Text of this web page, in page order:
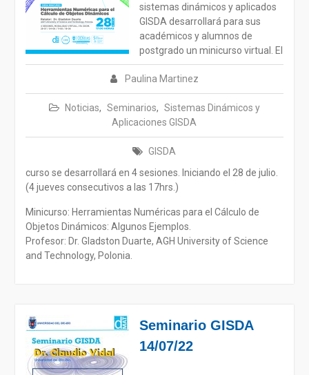
Paulina Martinez
Noticias, Seminarios, Sistemas Dinámicos y
Aplicaciones GISDA
GISDA
sistemas dinámicos y aplicados
GISDA desarrollará para sus
académicos y alumnos de
postgrado un minicurso virtual. El
curso se desarrollará en 4 sesiones. Iniciando el 28 de julio.
(4 jueves consecutivos a las 17hrs.)
Minicurso: Herramientas Numéricas para el Cálculo de
Objetos Dinámicos: Algunos Ejemplos.
Profesor: Dr. Gladston Duarte, AGH University of Science
and Technology, Polonia.
Seminario GISDA
14/07/22